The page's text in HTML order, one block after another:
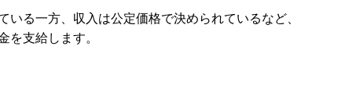
る一方、収入は公定価格で決められているなど、
支給します。